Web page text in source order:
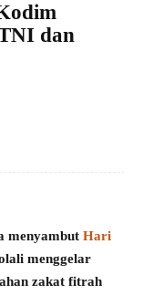
dan
menyambut Hari
menggelar
zakat fitrah